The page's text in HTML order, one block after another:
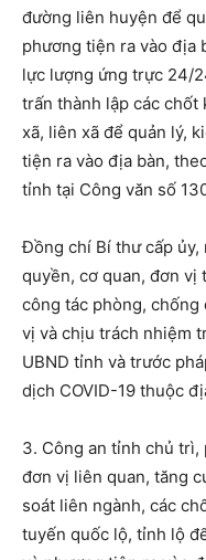
đường liên huyện để
phương tiện ra vào địa
lực lượng ứng trực 24/
trấn thành lập các
xã, liên xã để quản lý,
tiện ra vào địa bàn,
tỉnh tại Công văn số
Đồng chí Bí thư cấp ủy,
quyền, cơ quan, đơn
công tác phòng, chống
vị và chịu trách nhiệm
UBND tỉnh và trước
dịch COVID-19 thuộc
3. Công an tỉnh chủ trì,
đơn vị liên quan, tăng
soát liên ngành, các
tuyến quốc lộ, tỉnh lộ